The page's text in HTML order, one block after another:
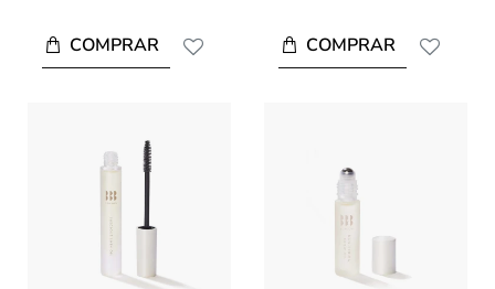
COMPRAR COMPRAR